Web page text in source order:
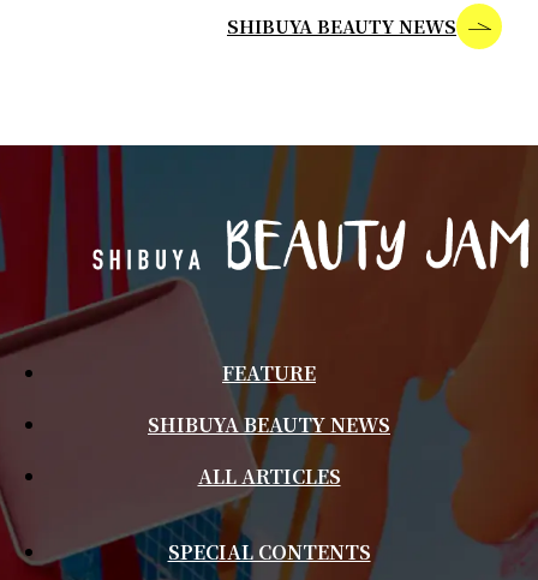
SHIBUYA BEAUTY NEWS
FEATURE
SHIBUYA BEAUTY NEWS
ALL ARTICLES
SPECIAL CONTENTS